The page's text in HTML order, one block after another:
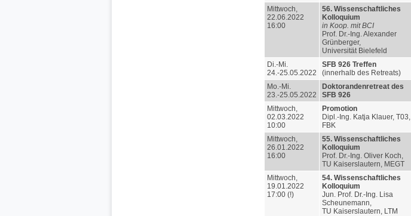
Mittwoch,
22.06.2022
16:00
56. Wissenschaftliches
Kolloquium
in Koop. mit BCI
Prof. Dr.-Ing. Alexander
Grünberger,
Universität Bielefeld
Di.-Mi.
24.-25.05.2022
SFB 926 Treffen
(innerhalb des Retreats)
Mo.-Mi.
23.-25.05.2022
Doktorandenretreat des
SFB 926
Mittwoch,
02.03.2022
10:00
Promotion
Dipl.-Ing. Katja Klauer, T03,
FBK
Mittwoch,
26.01.2022
16:00
55. Wissenschaftliches
Kolloquium
Prof. Dr.-Ing. Oliver Koch,
TU Kaiserslautern, MEGT
Mittwoch,
19.01.2022
17:00 (!)
54. Wissenschaftliches
Kolloquium
Jun. Prof. Dr.-Ing. Lisa
Scheunemann,
TU Kaiserslautern, LTM